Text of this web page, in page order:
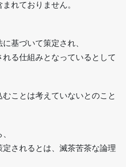
れておりません。
基づいて策定され、
る仕組みとなっているとして
ことは考えていないとのこと
されるとは、滅茶苦茶な論理